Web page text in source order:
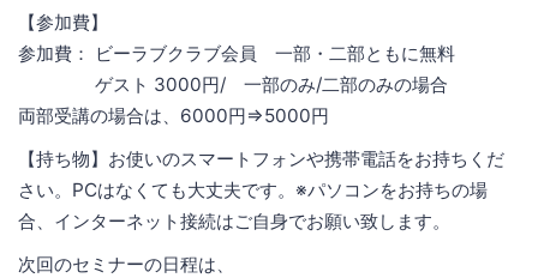
【参加費】
参加費： ビーラブクラブ会員 一部・二部ともに無料
ゲスト 3000円/ 一部のみ/二部のみの場合
両部受講の場合は、6000円⇒5000円
【持ち物】お使いのスマートフォンや携帯電話をお持ちくだ
さい。PCはなくても大丈夫です。※パソコンをお持ちの場
合、インターネット接続はご自身でお願い致します。
次回のセミナーの日程は、